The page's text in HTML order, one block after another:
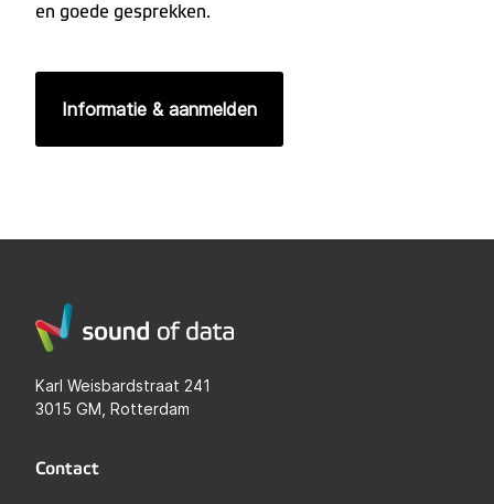
en goede gesprekken.
Informatie & aanmelden
Karl Weisbardstraat 241
3015 GM, Rotterdam
Contact